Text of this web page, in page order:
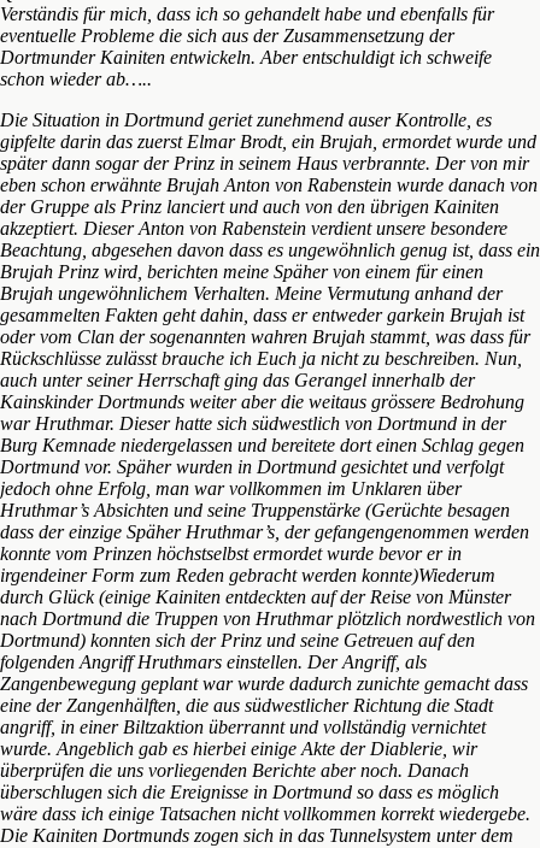
Verständis für mich, dass ich so gehandelt habe und ebenfalls für
eventuelle Probleme die sich aus der Zusammensetzung der
Dortmunder Kainiten entwickeln. Aber entschuldigt ich schweife
schon wieder ab…..
Die Situation in Dortmund geriet zunehmend auser Kontrolle, es
gipfelte darin das zuerst Elmar Brodt, ein Brujah, ermordet wurde und
später dann sogar der Prinz in seinem Haus verbrannte. Der von mir
eben schon erwähnte Brujah Anton von Rabenstein wurde danach von
der Gruppe als Prinz lanciert und auch von den übrigen Kainiten
akzeptiert. Dieser Anton von Rabenstein verdient unsere besondere
Beachtung, abgesehen davon dass es ungewöhnlich genug ist, dass ein
Brujah Prinz wird, berichten meine Späher von einem für einen
Brujah ungewöhnlichem Verhalten. Meine Vermutung anhand der
gesammelten Fakten geht dahin, dass er entweder garkein Brujah ist
oder vom Clan der sogenannten wahren Brujah stammt, was dass für
Rückschlüsse zulässt brauche ich Euch ja nicht zu beschreiben. Nun,
auch unter seiner Herrschaft ging das Gerangel innerhalb der
Kainskinder Dortmunds weiter aber die weitaus grössere Bedrohung
war Hruthmar. Dieser hatte sich südwestlich von Dortmund in der
Burg Kemnade niedergelassen und bereitete dort einen Schlag gegen
Dortmund vor. Späher wurden in Dortmund gesichtet und verfolgt
jedoch ohne Erfolg, man war vollkommen im Unklaren über
Hruthmar’s Absichten und seine Truppenstärke (Gerüchte besagen
dass der einzige Späher Hruthmar’s, der gefangengenommen werden
konnte vom Prinzen höchstselbst ermordet wurde bevor er in
irgendeiner Form zum Reden gebracht werden konnte)Wiederum
durch Glück (einige Kainiten entdeckten auf der Reise von Münster
nach Dortmund die Truppen von Hruthmar plötzlich nordwestlich von
Dortmund) konnten sich der Prinz und seine Getreuen auf den
folgenden Angriff Hruthmars einstellen. Der Angriff, als
Zangenbewegung geplant war wurde dadurch zunichte gemacht dass
eine der Zangenhälften, die aus südwestlicher Richtung die Stadt
angriff, in einer Biltzaktion überrannt und vollständig vernichtet
wurde. Angeblich gab es hierbei einige Akte der Diablerie, wir
überprüfen die uns vorliegenden Berichte aber noch. Danach
überschlugen sich die Ereignisse in Dortmund so dass es möglich
wäre dass ich einige Tatsachen nicht vollkommen korrekt wiedergebe.
Die Kainiten Dortmunds zogen sich in das Tunnelsystem unter dem